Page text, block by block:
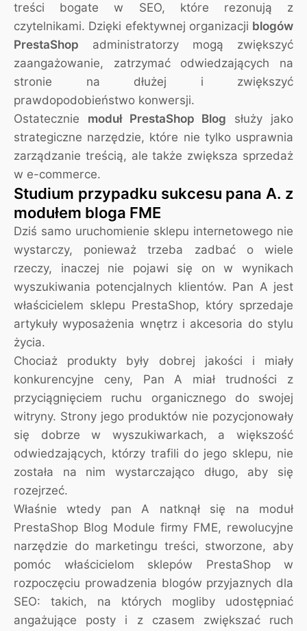
treści bogate w SEO, które rezonują z
czytelnikami. Dzięki efektywnej organizacji blogów
PrestaShop administratorzy mogą zwiększyć
zaangażowanie, zatrzymać odwiedzających na
stronie na dłużej i zwiększyć
prawdopodobieństwo konwersji.
Ostatecznie moduł PrestaShop Blog służy jako
strategiczne narzędzie, które nie tylko usprawnia
zarządzanie treścią, ale także zwiększa sprzedaż
w e-commerce.
Studium przypadku sukcesu pana A. z
modułem bloga FME
Dziś samo uruchomienie sklepu internetowego nie
wystarczy, ponieważ trzeba zadbać o wiele
rzeczy, inaczej nie pojawi się on w wynikach
wyszukiwania potencjalnych klientów. Pan A jest
właścicielem sklepu PrestaShop, który sprzedaje
artykuły wyposażenia wnętrz i akcesoria do stylu
życia.
Chociaż produkty były dobrej jakości i miały
konkurencyjne ceny, Pan A miał trudności z
przyciągnięciem ruchu organicznego do swojej
witryny. Strony jego produktów nie pozycjonowały
się dobrze w wyszukiwarkach, a większość
odwiedzających, którzy trafili do jego sklepu, nie
została na nim wystarczająco długo, aby się
rozejrzeć.
Właśnie wtedy pan A natknął się na moduł
PrestaShop Blog Module firmy FME, rewolucyjne
narzędzie do marketingu treści, stworzone, aby
pomóc właścicielom sklepów PrestaShop w
rozpoczęciu prowadzenia blogów przyjaznych dla
SEO: takich, na których mogliby udostępniać
angażujące posty i z czasem zwiększać ruch